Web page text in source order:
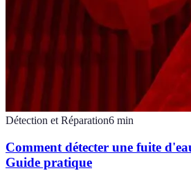
Détection et Réparation6 min
Comment détecter une fuite
Guide pratique